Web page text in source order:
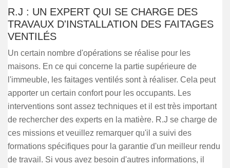
R.J : UN EXPERT QUI SE CHARGE DES
TRAVAUX D'INSTALLATION DES FAITAGES
VENTILÉS
Un certain nombre d'opérations se réalise pour les
maisons. En ce qui concerne la partie supérieure de
l'immeuble, les faitages ventilés sont à réaliser. Cela peut
apporter un certain confort pour les occupants. Les
interventions sont assez techniques et il est très important
de rechercher des experts en la matière. R.J se charge de
ces missions et veuillez remarquer qu'il a suivi des
formations spécifiques pour la garantie d'un meilleur rendu
de travail. Si vous avez besoin d'autres informations, il